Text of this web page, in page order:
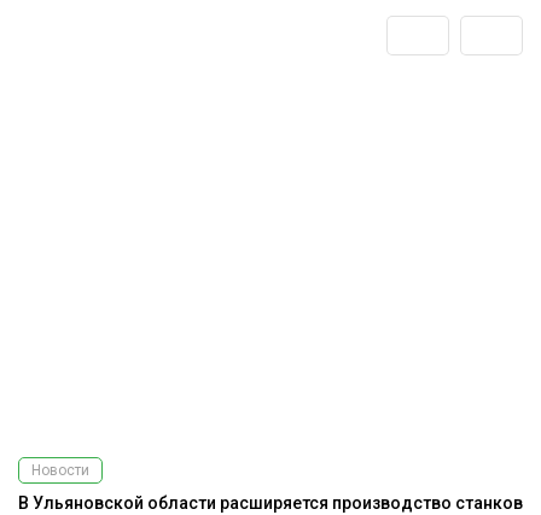
Новости
В Ульяновской области расширяется производство станков